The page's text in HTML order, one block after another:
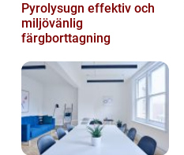
Pyrolysugn effektiv och
miljövänlig
färgborttagning